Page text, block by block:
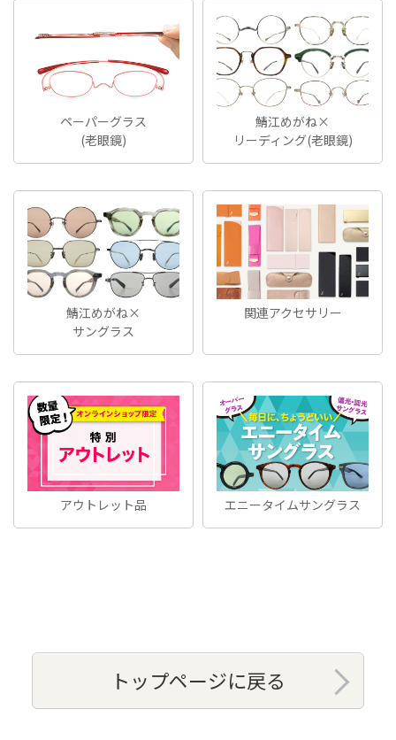
ペーパーグラス
(老眼鏡)
鯖江めがね×
リーディング(老眼鏡)
鯖江めがね×
サングラス
関連アクセサリー
アウトレット品 エニータイムサングラス
トップページに戻る